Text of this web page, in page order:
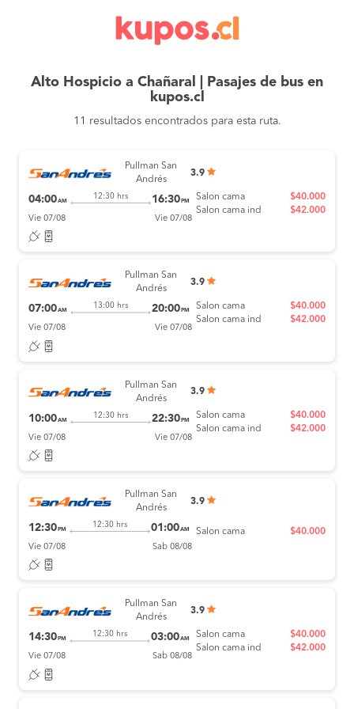
Alto Hospicio a Chañaral | Pasajes de bus en
kupos.cl
11 resultados encontrados para esta ruta.
Pullman San
Andrés
3.9
04:00AM
12:30 hrs 16:30 PM
Vie 07/08 Vie 07/08
Salon cama
Salon cama ind
$40.000
$42.000
Pullman San
Andrés
3.9
07:00AM
13:00 hrs 20:00 PM
Vie 07/08 Vie 07/08
Salon cama
Salon cama ind
$40.000
$42.000
Pullman San
Andrés
3.9
10:00AM
12:30 hrs 22:30 PM
Vie 07/08 Vie 07/08
Salon cama
Salon cama ind
$40.000
$42.000
Pullman San
Andrés
3.9
12:30 PM
12:30 hrs 01:00AM
Vie 07/08 Sab 08/08
Salon cama $40.000
Pullman San
Andrés
3.9
14:30 PM
12:30 hrs 03:00AM
Vie 07/08 Sab 08/08
Salon cama
Salon cama ind
$40.000
$42.000